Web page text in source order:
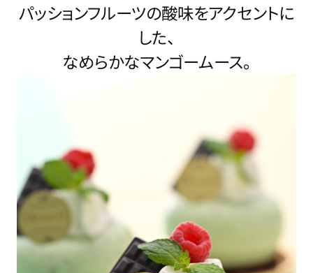
パッションフルーツの酸味をアクセントに
した、
なめらかなマンゴームース。